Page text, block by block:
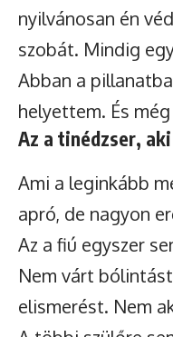
nyilvánosan én
szobát. Mindig
Abban a
helyettem. És
Az a tinédzser,
Ami a leginkább
apró, de nagyon
Az a fiú egyszer
Nem várt
elismerést. Nem